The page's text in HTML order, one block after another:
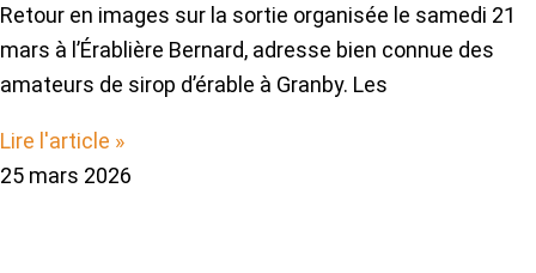
Retour en images sur la sortie organisée le samedi 21
mars à l’Érablière Bernard, adresse bien connue des
amateurs de sirop d’érable à Granby. Les
Lire l'article »
25 mars 2026